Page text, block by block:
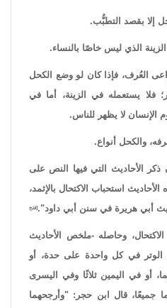
إلا بقصد التطبُّب.
الذي ليس خاصًا بالنساء.
العُرف، فإذا كان لو وضع الكحل
فلا يستعمله في الزينة، أما في
الإنسان لا يظهر للناس.
والكحل أنواع.
الأحاديث التي فيها النص على
استحباب الاكتحال بالإثمد،
أبي هريرة في سنن أبي داود".[فتح
وحاصله -ملخص الأحاديث
الوتر في كل واحدة على حدة، أو
أو في اليمين ثلاثًا وفي اليسرى
جميعًا، قال ابن حجر: "وأرجحهما